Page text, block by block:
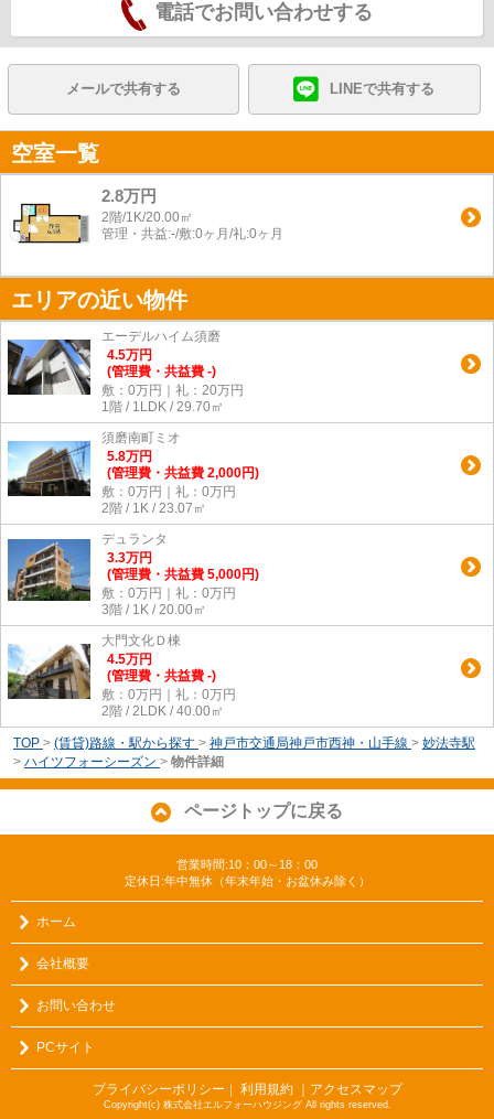
電話でお問い合わせする
メールで共有する LINEで共有する
空室一覧
2.8万円
2階/1K/20.00㎡
管理・共益:-/敷:0ヶ月/礼:0ヶ月
エリアの近い物件
エーデルハイム須磨
4.5万円
(管理費・共益費 -)
敷：0万円｜礼：20万円
1階 / 1LDK / 29.70㎡
須磨南町ミオ
5.8万円
(管理費・共益費 2,000円)
敷：0万円｜礼：0万円
2階 / 1K / 23.07㎡
デュランタ
3.3万円
(管理費・共益費 5,000円)
敷：0万円｜礼：0万円
3階 / 1K / 20.00㎡
大門文化Ｄ棟
4.5万円
(管理費・共益費 -)
敷：0万円｜礼：0万円
2階 / 2LDK / 40.00㎡
TOP > (賃貸)路線・駅から探す > 神戸市交通局神戸市西神・山手線 > 妙法寺駅
> ハイツフォーシーズン > 物件詳細
ページトップに戻る
営業時間:10：00～18：00
定休日:年中無休（年末年始・お盆休み除く）
ホーム
会社概要
お問い合わせ
PCサイト
プライバシーポリシー ｜ 利用規約 ｜アクセスマップ
Copyright(c) 株式会社エルフォーハウジング All rights reserved.